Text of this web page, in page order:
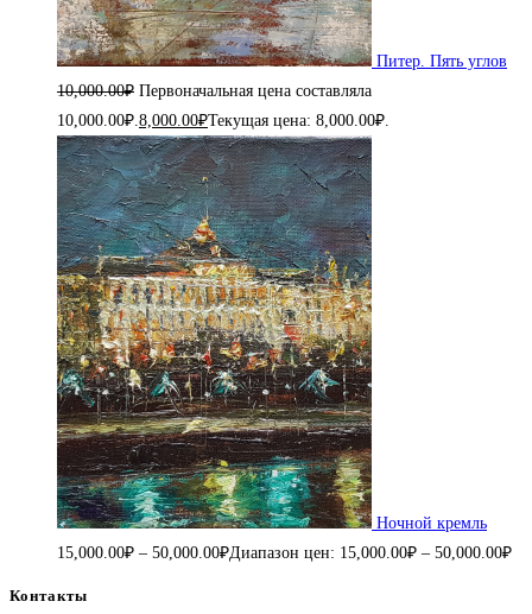
Питер. Пять углов
10,000.00₽ Первоначальная цена составляла
10,000.00₽.8,000.00₽Текущая цена: 8,000.00₽.
Ночной кремль
15,000.00₽ – 50,000.00₽Диапазон цен: 15,000.00₽ – 50,000.00₽
Контакты